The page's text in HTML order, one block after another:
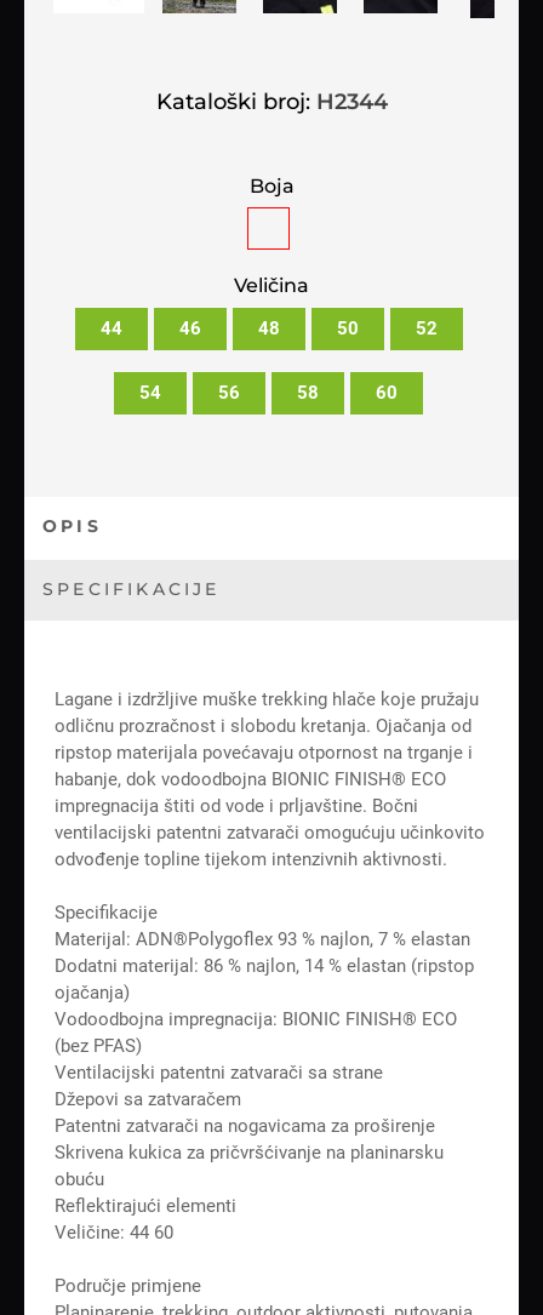
Kataloški broj: H2344
Boja
Veličina
44 46 48 50 52
54 56 58 60
OPIS
SPECIFIKACIJE
Lagane i izdržljive muške trekking hlače koje pružaju
odličnu prozračnost i slobodu kretanja. Ojačanja od
ripstop materijala povećavaju otpornost na trganje i
habanje, dok vodoodbojna BIONIC FINISH® ECO
impregnacija štiti od vode i prljavštine. Bočni
ventilacijski patentni zatvarači omogućuju učinkovito
odvođenje topline tijekom intenzivnih aktivnosti.
Specifikacije
Materijal: ADN®Polygoflex 93 % najlon, 7 % elastan
Dodatni materijal: 86 % najlon, 14 % elastan (ripstop
ojačanja)
Vodoodbojna impregnacija: BIONIC FINISH® ECO
(bez PFAS)
Ventilacijski patentni zatvarači sa strane
Džepovi sa zatvaračem
Patentni zatvarači na nogavicama za proširenje
Skrivena kukica za pričvršćivanje na planinarsku
obuću
Reflektirajući elementi
Veličine: 44 60
Područje primjene